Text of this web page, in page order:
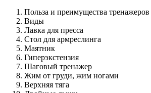
Польза и преимущества тренажеров
Виды
Лавка для пресса
Стол для армреслинга
Маятник
Гиперэкстензия
Шаговый тренажер
Жим от груди, жим ногами
Верхняя тяга